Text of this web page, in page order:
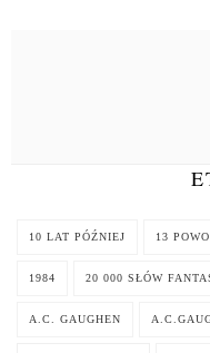
10 LAT PÓŹNIEJ 13
1984 20 000 SŁÓW
A.C. GAUGHEN